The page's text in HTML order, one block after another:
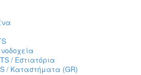
/ Εστιατόρια
/ Καταστήματα (GR)